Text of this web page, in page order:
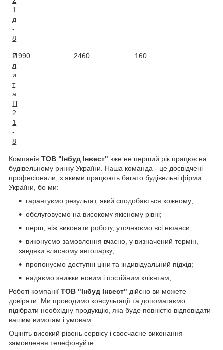
1
д
-
8
П
л
и
т
а
П
2
1
-
8
2 990 2460 160
Компанія ТОВ "Інбуд Інвест" вже не перший рік працює на
будівельному ринку України. Наша команда - це досвідчені
професіонали, з якими працюють багато будівельні фірми
України, бо ми:
гарантуємо результат, який сподобається кожному;
обслуговуємо на високому якісному рівні;
перш, ніж виконати роботу, уточнюємо всі нюанси;
виконуємо замовлення вчасно, у визначений термін,
завдяки власному автопарку;
пропонуємо доступні ціни та індивідуальний підхід;
надаємо знижки новим і постійним клієнтам;
Роботі компанії ТОВ "Інбуд Інвест" дійсно ви можете
довіряти. Ми проводимо консультації та допомагаємо
підібрати необхідну продукцію, яка буде повністю відповідати
вашим вимогам і умовам.
Оцініть високий рівень сервісу і своєчасне виконання
замовлення телефонуйте: